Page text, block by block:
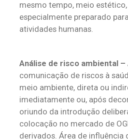
mesmo tempo, meio
especialmente preparado
atividades humanas.
Análise de risco ambiental –
comunicação de riscos à
meio ambiente, direta ou
imediatamente ou, após
oriundo da introdução
colocação no mercado de
derivados. Área de influência